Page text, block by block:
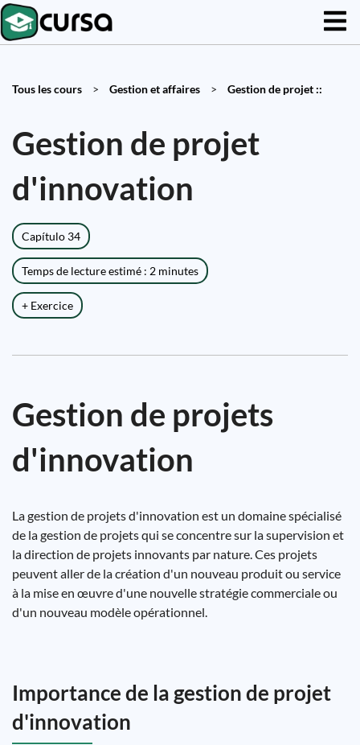
Tous les cours > Gestion et affaires > Gestion de projet ::
Gestion de projet
d'innovation
Capítulo 34
Temps de lecture estimé : 2 minutes
+ Exercice
Gestion de projets
d'innovation
La gestion de projets d'innovation est un domaine spécialisé
de la gestion de projets qui se concentre sur la supervision et
la direction de projets innovants par nature. Ces projets
peuvent aller de la création d'un nouveau produit ou service
à la mise en œuvre d'une nouvelle stratégie commerciale ou
d'un nouveau modèle opérationnel.
Importance de la gestion de projet
d'innovation